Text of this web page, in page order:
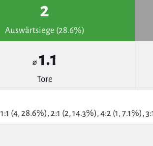
2
Auswärtsiege (28.6%)
⌀ 1.1
Tore
1:1 (4, 28.6%), 2:1 (2, 14.3%), 4:2 (1, 7.1%),